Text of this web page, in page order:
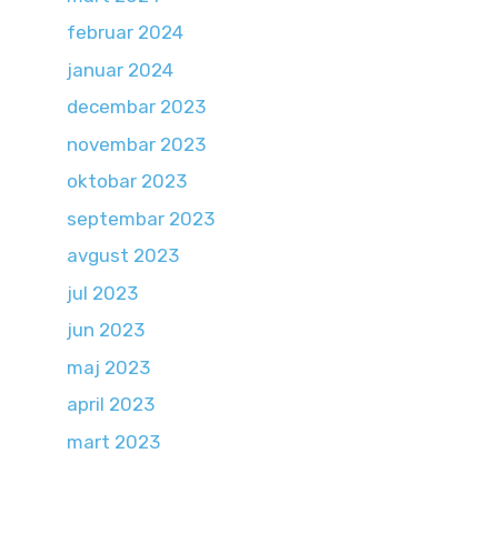
februar 2024
januar 2024
decembar 2023
novembar 2023
oktobar 2023
septembar 2023
avgust 2023
jul 2023
jun 2023
maj 2023
april 2023
mart 2023